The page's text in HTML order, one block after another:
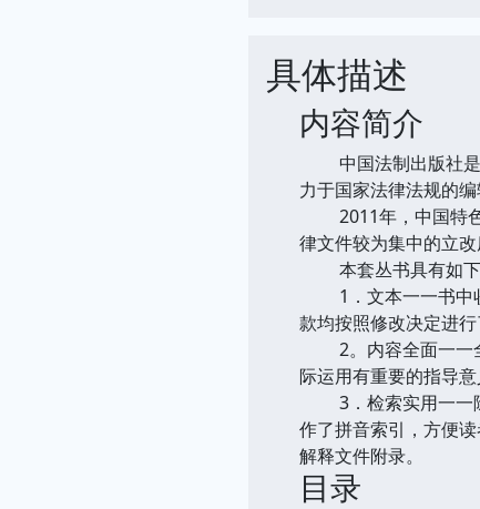
具体描述
内容简介
中国法制出版社是
力于国家法律法规的编
2011年，中国特色
律文件较为集中的立
本套丛书具有如下
1．文本一一书中收
款均按照修改决定进
2。内容全面一一全
际运用有重要的指导
3．检索实用一一除
作了拼音索引，方便
解释文件附录。
目录